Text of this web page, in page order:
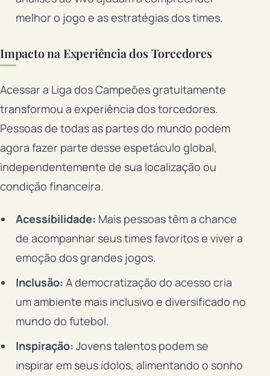
melhor o jogo e as estratégias dos times.
Impacto na Experiência dos Torcedores
Acessar a Liga dos Campeões gratuitamente
transformou a experiência dos torcedores.
Pessoas de todas as partes do mundo podem
agora fazer parte desse espetáculo global,
independentemente de sua localização ou
condição financeira.
Acessibilidade: Mais pessoas têm a chance
de acompanhar seus times favoritos e viver a
emoção dos grandes jogos.
Inclusão: A democratização do acesso cria
um ambiente mais inclusivo e diversificado no
mundo do futebol.
Inspiração: Jovens talentos podem se
inspirar em seus ídolos, alimentando o sonho